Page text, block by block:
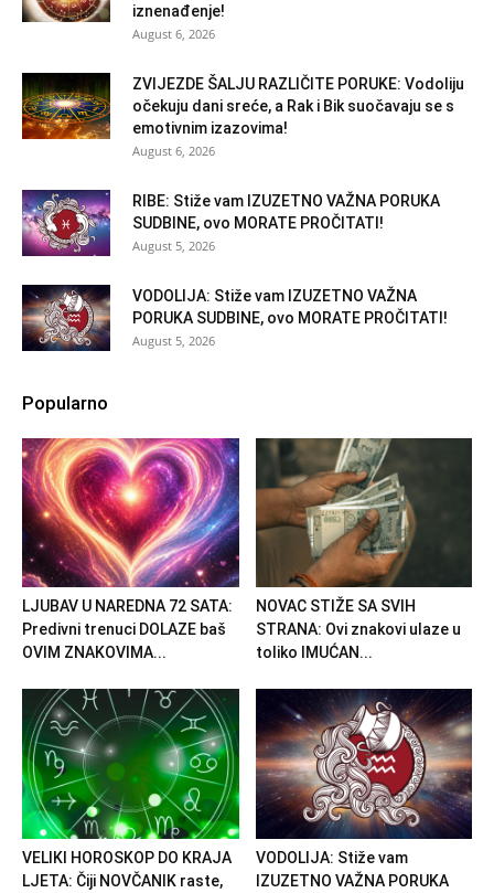
iznenađenje!
August 6, 2026
ZVIJEZDE ŠALJU RAZLIČITE PORUKE: Vodoliju
očekuju dani sreće, a Rak i Bik suočavaju se s
emotivnim izazovima!
August 6, 2026
RIBE: Stiže vam IZUZETNO VAŽNA PORUKA
SUDBINE, ovo MORATE PROČITATI!
August 5, 2026
VODOLIJA: Stiže vam IZUZETNO VAŽNA
PORUKA SUDBINE, ovo MORATE PROČITATI!
August 5, 2026
Popularno
LJUBAV U NAREDNA 72 SATA:
Predivni trenuci DOLAZE baš
OVIM ZNAKOVIMA...
NOVAC STIŽE SA SVIH
STRANA: Ovi znakovi ulaze u
toliko IMUĆAN...
VELIKI HOROSKOP DO KRAJA
LJETA: Čiji NOVČANIK raste,
VODOLIJA: Stiže vam
IZUZETNO VAŽNA PORUKA